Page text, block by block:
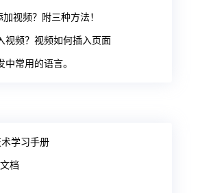
视频？附三种方法！
视频？视频如何插入页面
中常用的语言。
学习手册
档